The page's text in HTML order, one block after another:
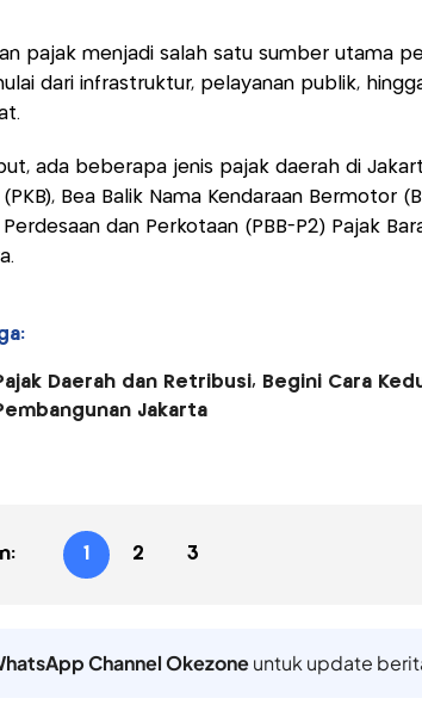
pajak menjadi salah satu sumber utama
dari infrastruktur, pelayanan publik,
ada beberapa jenis pajak daerah di
Bea Balik Nama Kendaraan Bermotor
Perdesaan dan Perkotaan (PBB-P2) Pajak
Daerah dan Retribusi, Begini Cara
Jakarta
1 2 3
Channel Okezoneuntuk update